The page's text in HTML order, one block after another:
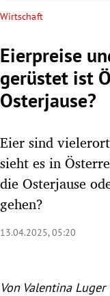
Untermenü
Untermenü
Untermenü
Untermenü
Untermenü
Untermenü
Untermenü
Wirtschaft
Eierpreise
gerüstet ist
Osterjause?
Eier sind
sieht es in
die Osterjause
gehen?
13.04.2025, 05:20
Von Valentina